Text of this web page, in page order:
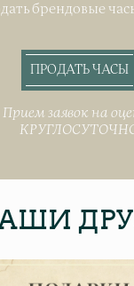
брендовые
ПРОДАТЬ ЧАСЫ
Прием заявок на